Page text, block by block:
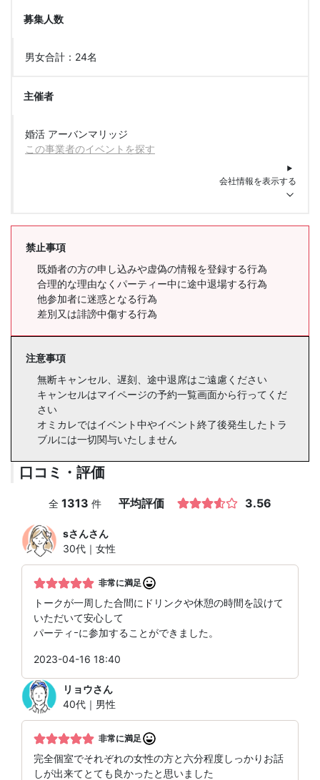
募集人数
男女合計：24名
主催者
婚活 アーバンマリッジ
この事業者のイベントを探す
会社情報を表示する
禁止事項
既婚者の方の申し込みや虚偽の情報を登録する行為
合理的な理由なくパーティー中に途中退場する行為
他参加者に迷惑となる行為
差別又は誹謗中傷する行為
注意事項
無断キャンセル、遅刻、途中退席はご遠慮ください
キャンセルはマイページの予約一覧画面から行ってくだ
さい
オミカレではイベント中やイベント終了後発生したトラ
ブルには一切関与いたしません
口コミ・評価
全 1313 件 平均評価 3.56
sさんさん
30代｜女性
非常に満足
トークが一周した合間にドリンクや休憩の時間を設けて
いただいて安心して
パーティｰに参加することができました。
2023-04-16 18:40
リョウさん
40代｜男性
非常に満足
完全個室でそれぞれの女性の方と六分程度しっかりお話
しが出来てとても良かったと思いました